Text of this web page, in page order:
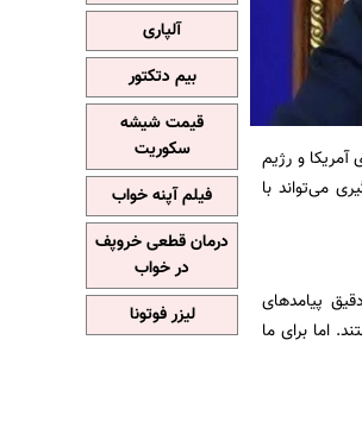
و رژیم
می‌تواند با
پیامدهای
اما برای ما
آلپاری
بیم دتکتور
قیمت شیشه
سکوریت
فیلم آپنه خواب
درمان قطعی خروپف
در خواب
لیزر فوتونا